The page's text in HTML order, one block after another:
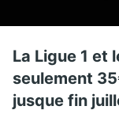
La Ligue 1 et
seulement
jusque fin